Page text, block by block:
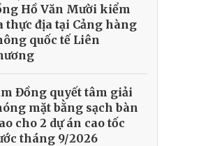
Hồ Văn Mười kiểm
thực địa tại Cảng hàng
quốc tế Liên
Đồng quyết tâm giải
mặt bằng sạch bàn
cho 2 dự án cao tốc
tháng 9/2026